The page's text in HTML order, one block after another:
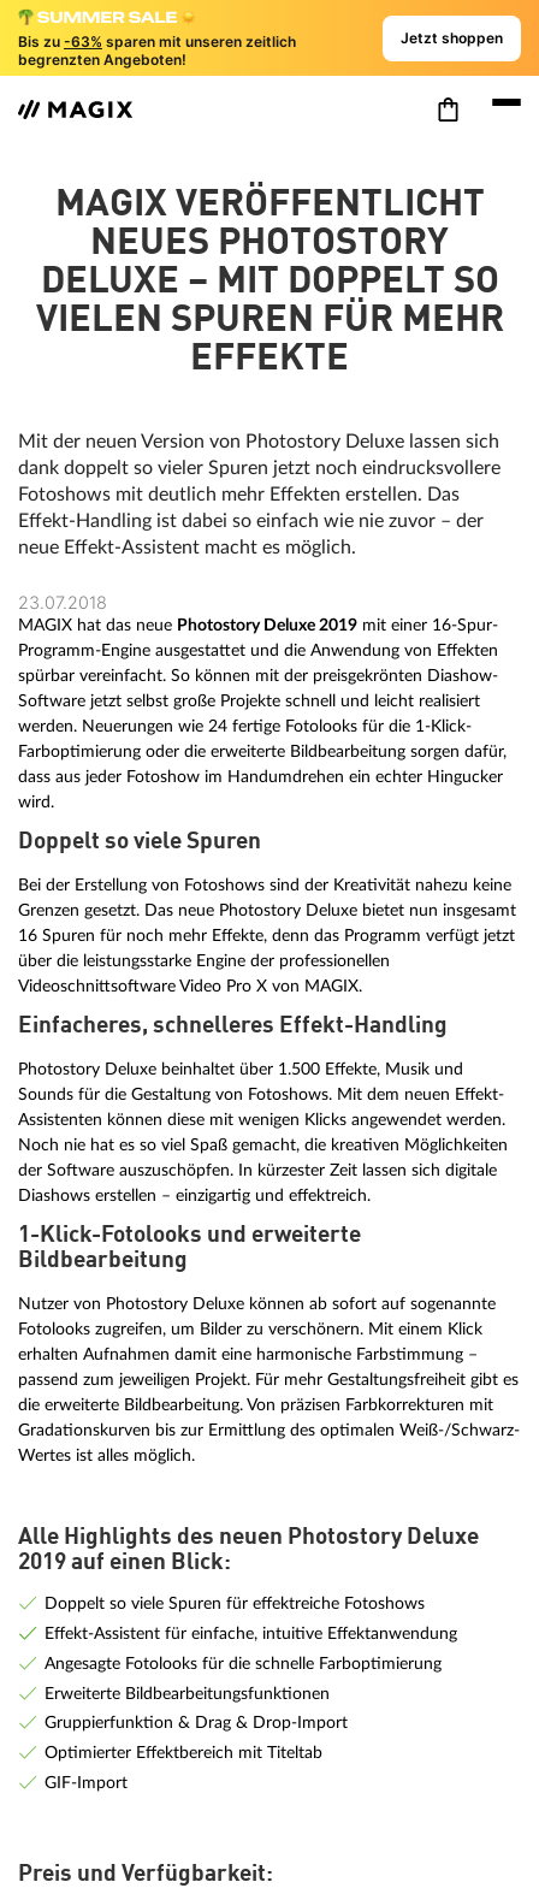
Bis zu -63% sparen mit unseren zeitlich
begrenzten Angeboten!
Jetzt shoppen
MAGIX VERÖFFENTLICHT
NEUES PHOTOSTORY
DELUXE – MIT DOPPELT SO
VIELEN SPUREN FÜR MEHR
EFFEKTE
Mit der neuen Version von Photostory Deluxe lassen sich
dank doppelt so vieler Spuren jetzt noch eindrucksvollere
Fotoshows mit deutlich mehr Effekten erstellen. Das
Effekt-Handling ist dabei so einfach wie nie zuvor – der
neue Effekt-Assistent macht es möglich.
23.07.2018
MAGIX hat das neue Photostory Deluxe 2019 mit einer 16-Spur-
Programm-Engine ausgestattet und die Anwendung von Effekten
spürbar vereinfacht. So können mit der preisgekrönten Diashow-
Software jetzt selbst große Projekte schnell und leicht realisiert
werden. Neuerungen wie 24 fertige Fotolooks für die 1-Klick-
Farboptimierung oder die erweiterte Bildbearbeitung sorgen dafür,
dass aus jeder Fotoshow im Handumdrehen ein echter Hingucker
wird.
Doppelt so viele Spuren
Bei der Erstellung von Fotoshows sind der Kreativität nahezu keine
Grenzen gesetzt. Das neue Photostory Deluxe bietet nun insgesamt
16 Spuren für noch mehr Effekte, denn das Programm verfügt jetzt
über die leistungsstarke Engine der professionellen
Videoschnittsoftware Video Pro X von MAGIX.
Einfacheres, schnelleres Effekt-Handling
Photostory Deluxe beinhaltet über 1.500 Effekte, Musik und
Sounds für die Gestaltung von Fotoshows. Mit dem neuen Effekt-
Assistenten können diese mit wenigen Klicks angewendet werden.
Noch nie hat es so viel Spaß gemacht, die kreativen Möglichkeiten
der Software auszuschöpfen. In kürzester Zeit lassen sich digitale
Diashows erstellen – einzigartig und effektreich.
1-Klick-Fotolooks und erweiterte
Bildbearbeitung
Nutzer von Photostory Deluxe können ab sofort auf sogenannte
Fotolooks zugreifen, um Bilder zu verschönern. Mit einem Klick
erhalten Aufnahmen damit eine harmonische Farbstimmung –
passend zum jeweiligen Projekt. Für mehr Gestaltungsfreiheit gibt es
die erweiterte Bildbearbeitung. Von präzisen Farbkorrekturen mit
Gradationskurven bis zur Ermittlung des optimalen Weiß-/Schwarz-
Wertes ist alles möglich.
Alle Highlights des neuen Photostory Deluxe
2019 auf einen Blick:
Doppelt so viele Spuren für effektreiche Fotoshows
Effekt-Assistent für einfache, intuitive Effektanwendung
Angesagte Fotolooks für die schnelle Farboptimierung
Erweiterte Bildbearbeitungsfunktionen
Gruppierfunktion & Drag & Drop-Import
Optimierter Effektbereich mit Titeltab
GIF-Import
Preis und Verfügbarkeit: